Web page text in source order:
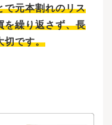
、理
す。
キャ
ラ
自
切
お
で元本割れのリス
を繰り返さず、長
切です。